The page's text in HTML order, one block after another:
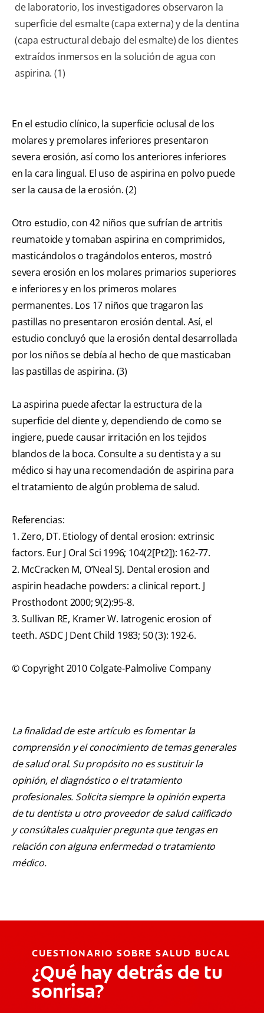
de laboratorio, los investigadores observaron la
superficie del esmalte (capa externa) y de la dentina
(capa estructural debajo del esmalte) de los dientes
extraídos inmersos en la solución de agua con
aspirina. (1)
En el estudio clínico, la superficie oclusal de los
molares y premolares inferiores presentaron
severa erosión, así como los anteriores inferiores
en la cara lingual. El uso de aspirina en polvo puede
ser la causa de la erosión. (2)
Otro estudio, con 42 niños que sufrían de artritis
reumatoide y tomaban aspirina en comprimidos,
masticándolos o tragándolos enteros, mostró
severa erosión en los molares primarios superiores
e inferiores y en los primeros molares
permanentes. Los 17 niños que tragaron las
pastillas no presentaron erosión dental. Así, el
estudio concluyó que la erosión dental desarrollada
por los niños se debía al hecho de que masticaban
las pastillas de aspirina. (3)
La aspirina puede afectar la estructura de la
superficie del diente y, dependiendo de como se
ingiere, puede causar irritación en los tejidos
blandos de la boca. Consulte a su dentista y a su
médico si hay una recomendación de aspirina para
el tratamiento de algún problema de salud.
Referencias:
1. Zero, DT. Etiology of dental erosion: extrinsic
factors. Eur J Oral Sci 1996; 104(2[Pt2]): 162-77.
2. McCracken M, O’Neal SJ. Dental erosion and
aspirin headache powders: a clinical report. J
Prosthodont 2000; 9(2):95-8.
3. Sullivan RE, Kramer W. Iatrogenic erosion of
teeth. ASDC J Dent Child 1983; 50 (3): 192-6.
© Copyright 2010 Colgate-Palmolive Company
La finalidad de este artículo es fomentar la
comprensión y el conocimiento de temas generales
de salud oral. Su propósito no es sustituir la
opinión, el diagnóstico o el tratamiento
profesionales. Solicita siempre la opinión experta
de tu dentista u otro proveedor de salud calificado
y consúltales cualquier pregunta que tengas en
relación con alguna enfermedad o tratamiento
médico.
CUESTIONARIO SOBRE SALUD BUCAL
¿Qué hay detrás de tu
sonrisa?